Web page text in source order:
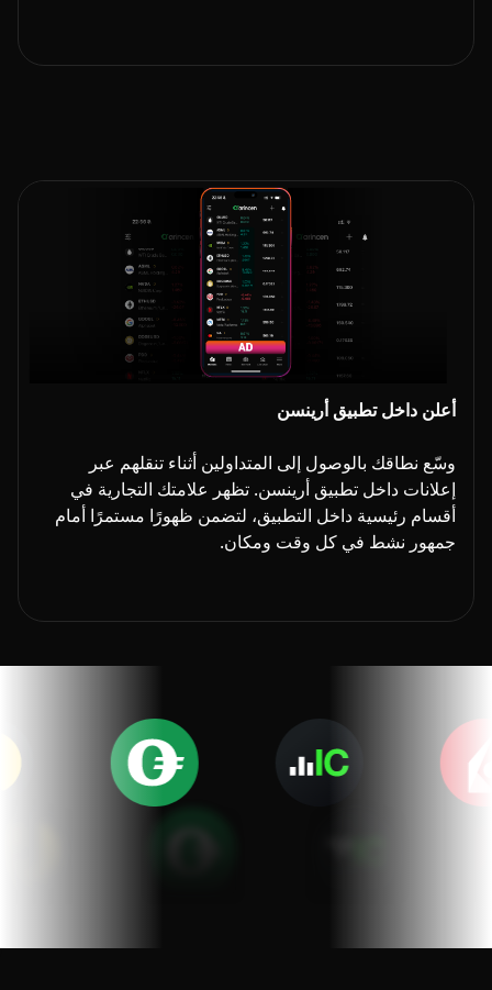
أعلن داخل تطبيق أرينسن
وسّع نطاقك بالوصول إلى المتداولين أثناء تنقلهم عبر
إعلانات داخل تطبيق أرينسن. تظهر علامتك التجارية في
أقسام رئيسية داخل التطبيق، لتضمن ظهورًا مستمرًا أمام
جمهور نشط في كل وقت ومكان.